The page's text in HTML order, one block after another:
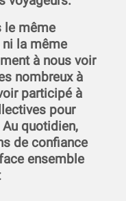
le même
la même
à nous voir
nombreux à
participé à
pour
quotidien,
de confiance
ensemble